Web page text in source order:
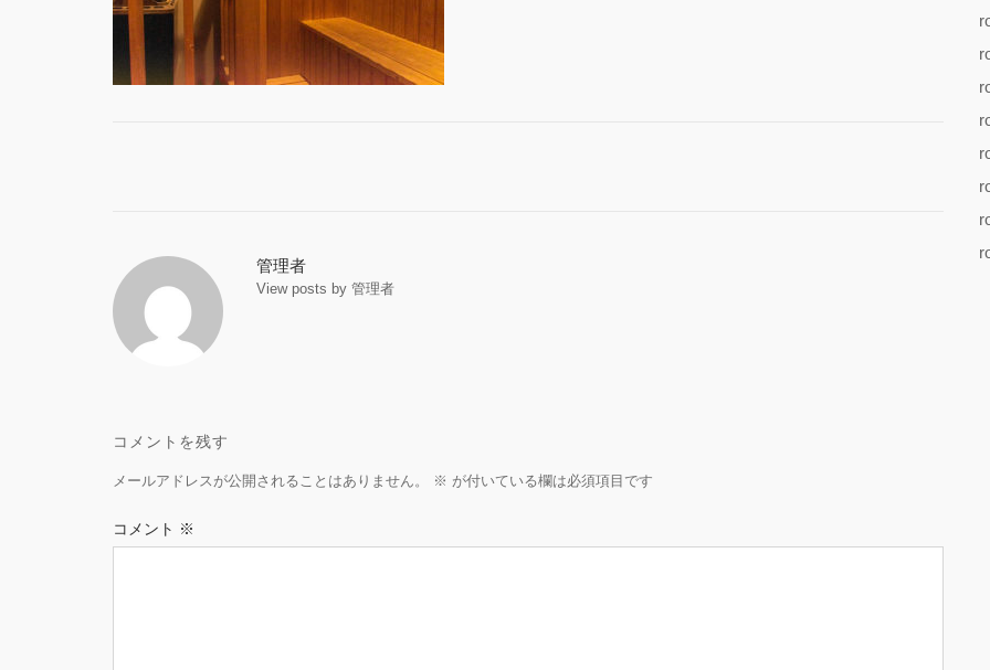
管理者
View posts by 管理者
コメントを残す
メールアドレスが公開されることはありません。 ※ が付いている欄は必須項目です
コメント ※